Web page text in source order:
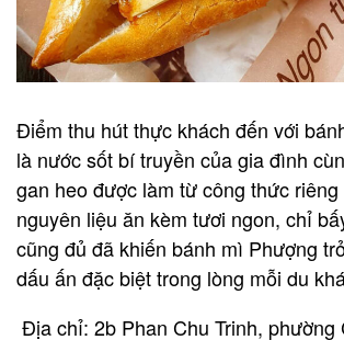
Điểm thu hút thực khách đến với
là nước sốt bí truyền của gia đình
gan heo được làm từ công thức
nguyên liệu ăn kèm tươi ngon, chỉ
cũng đủ đã khiến bánh mì Phượng
dấu ấn đặc biệt trong lòng mỗi du
Địa chỉ: 2b Phan Chu Trinh, phường